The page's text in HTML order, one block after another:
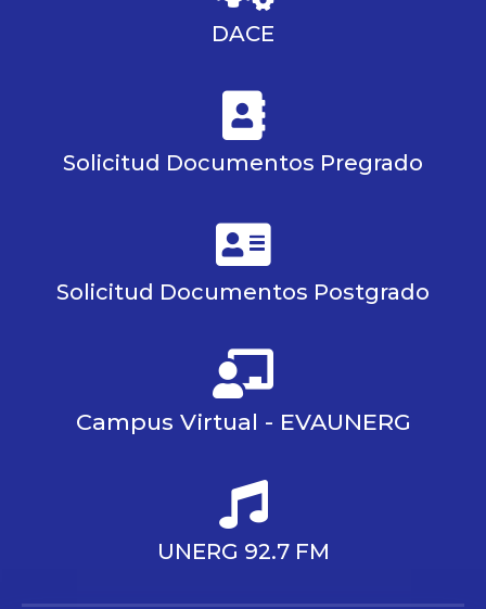
DACE
Solicitud Documentos Pregrado
Solicitud Documentos Postgrado
Campus Virtual - EVAUNERG
UNERG 92.7 FM